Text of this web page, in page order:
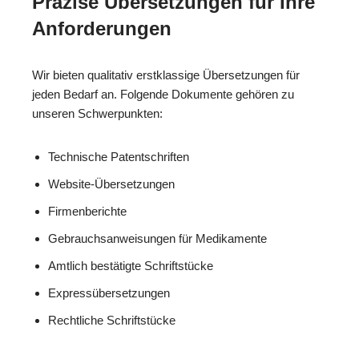
Anforderungen
Wir bieten qualitativ erstklassige Übersetzungen für
jeden Bedarf an. Folgende Dokumente gehören zu
unseren Schwerpunkten:
Technische Patentschriften
Website-Übersetzungen
Firmenberichte
Gebrauchsanweisungen für Medikamente
Amtlich bestätigte Schriftstücke
Expressübersetzungen
Rechtliche Schriftstücke